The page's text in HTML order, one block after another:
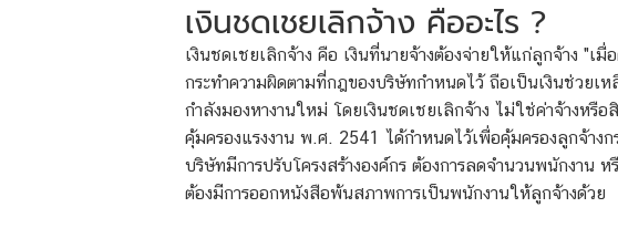
เงินชดเชยเลิกจ้าง คืออะไร ?
เงินชดเชยเลิกจ้าง คือ เงินที่นายจ้างต้องจ่ายให้แก่ลูกจ้าง "เมื่
กระทำความผิดตามที่กฎของบริษัทกำหนดไว้ ถือเป็นเงินช่วย
กำลังมองหางานใหม่ โดยเงินชดเชยเลิกจ้าง ไม่ใช่ค่าจ้างห
คุ้มครองแรงงาน พ.ศ. 2541 ได้กำหนดไว้เพื่อคุ้มครองลูกจ้าง
บริษัทมีการปรับโครงสร้างองค์กร ต้องการลดจำนวนพนักงาน
ต้องมีการออกหนังสือพ้นสภาพการเป็นพนักงานให้ลูกจ้างด้วย